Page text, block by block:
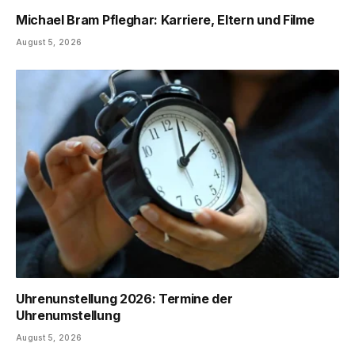
Michael Bram Pfleghar: Karriere, Eltern und Filme
August 5, 2026
Uhrenunstellung 2026: Termine der
Uhrenumstellung
August 5, 2026